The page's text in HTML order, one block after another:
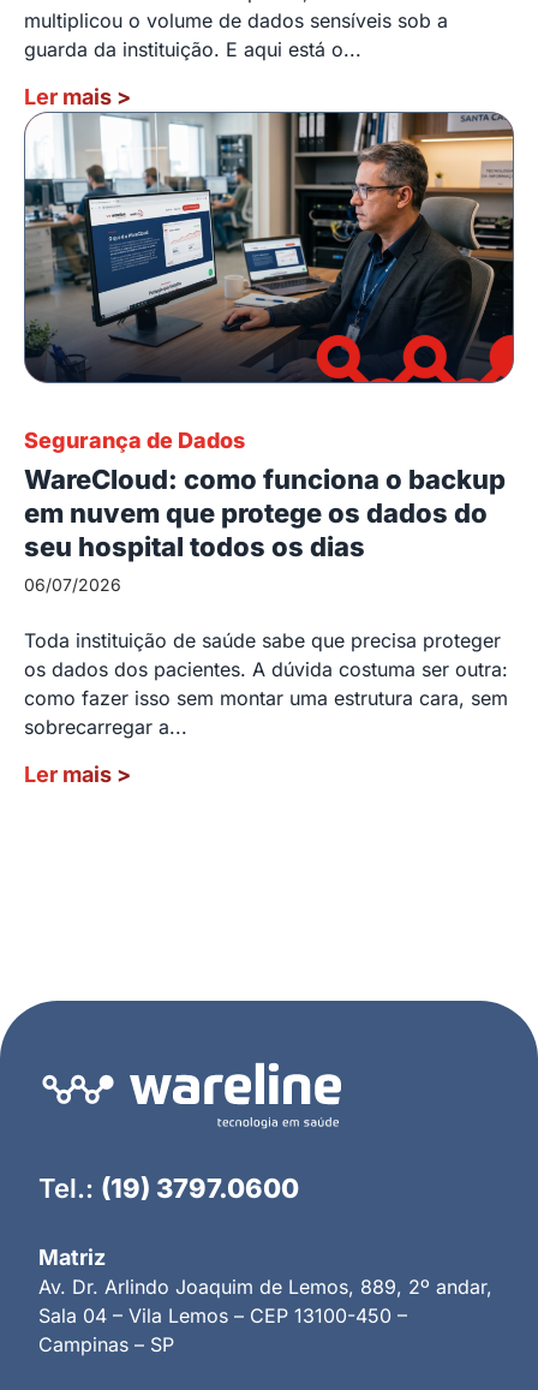
multiplicou o volume de dados sensíveis sob a
guarda da instituição. E aqui está o...
Ler mais >
Segurança de Dados
WareCloud: como funciona o backup
em nuvem que protege os dados do
seu hospital todos os dias
06/07/2026
Toda instituição de saúde sabe que precisa proteger
os dados dos pacientes. A dúvida costuma ser outra:
como fazer isso sem montar uma estrutura cara, sem
sobrecarregar a...
Ler mais >
Tel.: (19) 3797.0600
Matriz
Av. Dr. Arlindo Joaquim de Lemos, 889, 2º andar,
Sala 04 – Vila Lemos – CEP 13100-450 –
Campinas – SP